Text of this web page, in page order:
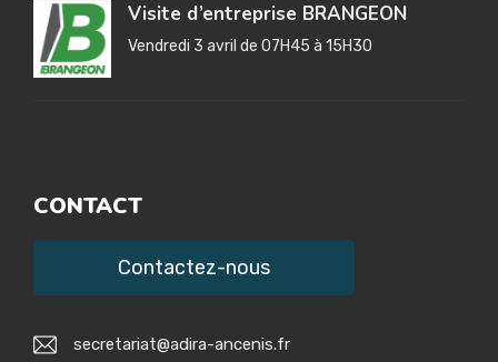
Visite d’entreprise BRANGEON
Vendredi 3 avril de 07H45 à 15H30
CONTACT
Contactez-nous
secretariat@adira-ancenis.fr